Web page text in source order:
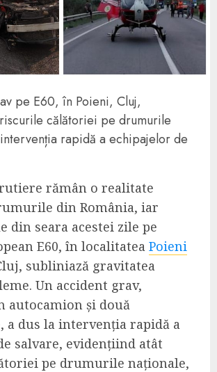
pe E60, în Poieni, Cluj,
călătoriei pe drumurile
rapidă a echipajelor de
rămân o realitate
din România, iar
din seara acestei zile pe
E60, în localitatea Poieni
subliniază gravitatea
Un accident grav,
autocamion și două
a dus la intervenția rapidă a
salvare, evidențiind atât
pe drumurile naționale,